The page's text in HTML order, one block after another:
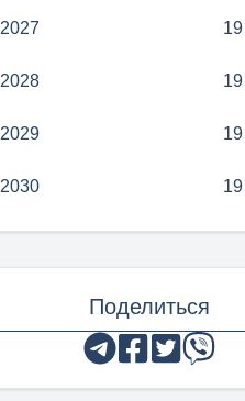
2027
2028
2029
2030
Поделиться